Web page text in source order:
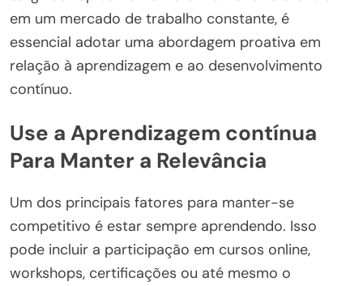
em um mercado de trabalho constante, é
essencial adotar uma abordagem proativa em
relação à aprendizagem e ao desenvolvimento
contínuo.
Use a Aprendizagem contínua
Para Manter a Relevância
Um dos principais fatores para manter-se
competitivo é estar sempre aprendendo. Isso
pode incluir a participação em cursos online,
workshops, certificações ou até mesmo o